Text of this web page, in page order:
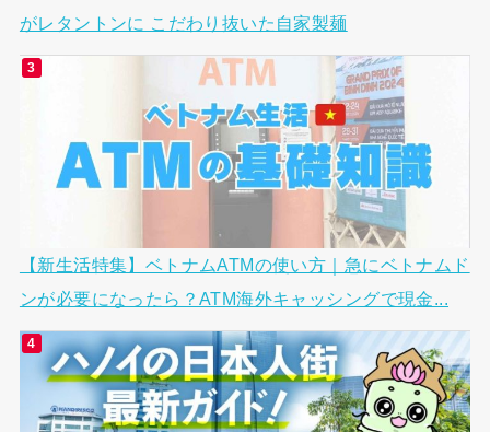
がレタントンに こだわり抜いた自家製麺
【新生活特集】ベトナムATMの使い方｜急にベトナムド
ンが必要になったら？ATM海外キャッシングで現金...